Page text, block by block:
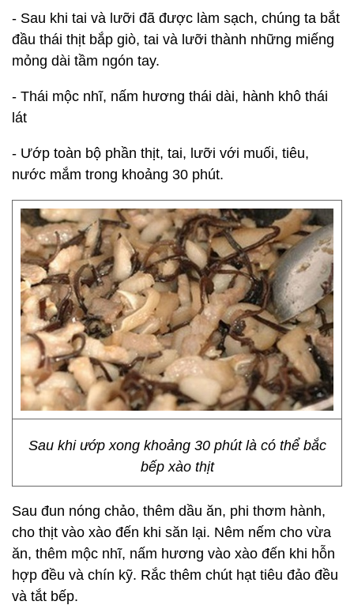
- Sau khi tai và lưỡi đã được làm sạch, chúng ta bắt
đầu thái thịt bắp giò, tai và lưỡi thành những miếng
mỏng dài tầm ngón tay.
- Thái mộc nhĩ, nấm hương thái dài, hành khô thái
lát
- Ướp toàn bộ phần thịt, tai, lưỡi với muối, tiêu,
nước mắm trong khoảng 30 phút.
Sau khi ướp xong khoảng 30 phút là có thể bắc
bếp xào thịt
Sau đun nóng chảo, thêm dầu ăn, phi thơm hành,
cho thịt vào xào đến khi săn lại. Nêm nếm cho vừa
ăn, thêm mộc nhĩ, nấm hương vào xào đến khi hỗn
hợp đều và chín kỹ. Rắc thêm chút hạt tiêu đảo đều
và tắt bếp.